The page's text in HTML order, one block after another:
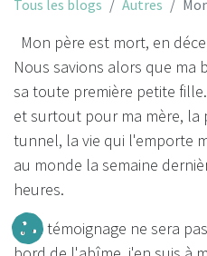
Tous les blogs Autres
Mon père est mort, en
Nous savions alors que
sa toute première petite
et surtout pour ma mère,
tunnel, la vie qui l'emporte
au monde la semaine
heures.
Mon témoignage ne sera